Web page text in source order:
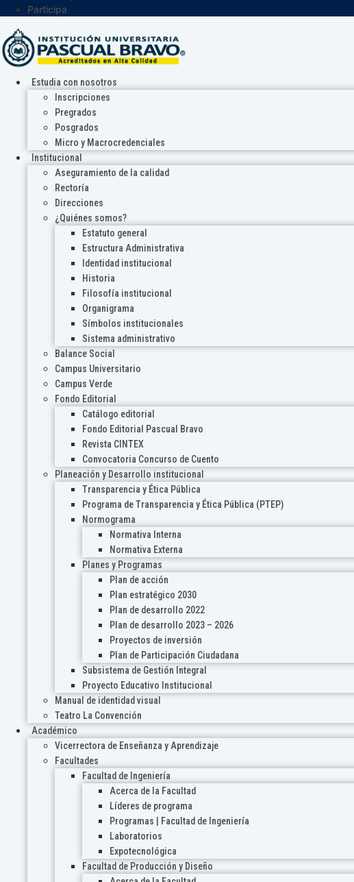
Participa
Estudia con nosotros
Inscripciones
Pregrados
Posgrados
Micro y Macrocredenciales
Institucional
Aseguramiento de la calidad
Rectoría
Direcciones
¿Quiénes somos?
Estatuto general
Estructura Administrativa
Identidad institucional
Historia
Filosofía institucional
Organigrama
Símbolos institucionales
Sistema administrativo
Balance Social
Campus Universitario
Campus Verde
Fondo Editorial
Catálogo editorial
Fondo Editorial Pascual Bravo
Revista CINTEX
Convocatoria Concurso de Cuento
Planeación y Desarrollo institucional
Transparencia y Ética Pública
Programa de Transparencia y Ética Pública (PTEP)
Normograma
Normativa Interna
Normativa Externa
Planes y Programas
Plan de acción
Plan estratégico 2030
Plan de desarrollo 2022
Plan de desarrollo 2023 – 2026
Proyectos de inversión
Plan de Participación Ciudadana
Subsistema de Gestión Integral
Proyecto Educativo Institucional
Manual de identidad visual
Teatro La Convención
Académico
Vicerrectora de Enseñanza y Aprendizaje
Facultades
Facultad de Ingeniería
Acerca de la Facultad
Líderes de programa
Programas | Facultad de Ingeniería
Laboratorios
Expotecnológica
Facultad de Producción y Diseño